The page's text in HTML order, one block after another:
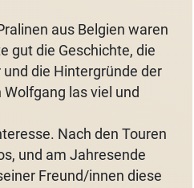
aus Belgien waren
gut die Geschichte, die
die Hintergründe der
las viel und
Nach den Touren
und am Jahresende
Freund/innen diese